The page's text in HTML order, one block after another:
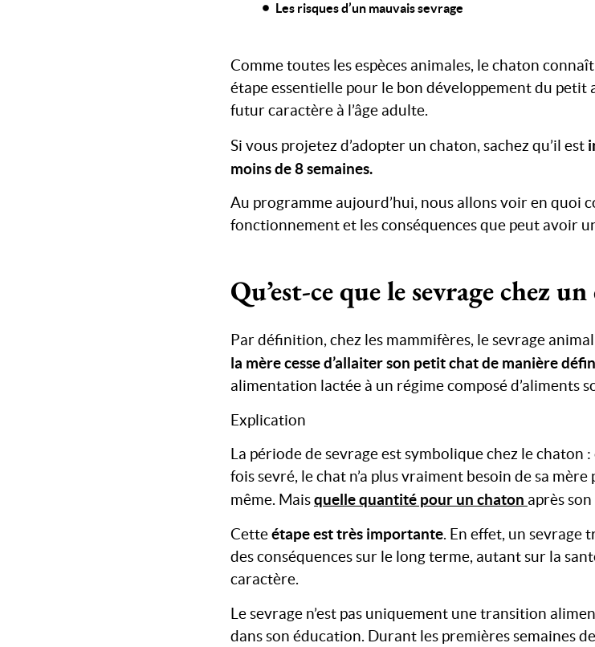
Les risques d’un mauvais sevrage
Comme toutes les espèces animales, le chaton
étape essentielle pour le bon développement du
futur caractère à l’âge adulte.
Si vous projetez d’adopter un chaton, sachez qu’il est
moins de 8 semaines.
Au programme aujourd’hui, nous allons voir en quoi
fonctionnement et les conséquences que peut avoir
Qu’est-ce que le sevrage chez
Par définition, chez les mammifères, le sevrage
la mère cesse d’allaiter son petit chat de manière
alimentation lactée à un régime composé d’aliments
Explication
La période de sevrage est symbolique chez le chaton
fois sevré, le chat n’a plus vraiment besoin de sa
même. Maisquelle quantité pour un chaton après
Cetteétape est très importante. En effet, un
des conséquences sur le long terme, autant sur la
caractère.
Le sevrage n’est pas uniquement une transition
dans son éducation. Durant les premières semaines